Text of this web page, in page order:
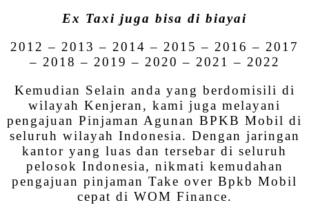
Ex Taxi juga bisa di biayai
2012 – 2013 – 2014 – 2015 – 2016 – 2017
– 2018 – 2019 – 2020 – 2021 – 2022
Kemudian Selain anda yang berdomisili di
wilayah Kenjeran, kami juga melayani
pengajuan Pinjaman Agunan BPKB Mobil di
seluruh wilayah Indonesia. Dengan jaringan
kantor yang luas dan tersebar di seluruh
pelosok Indonesia, nikmati kemudahan
pengajuan pinjaman Take over Bpkb Mobil
cepat di WOM Finance.